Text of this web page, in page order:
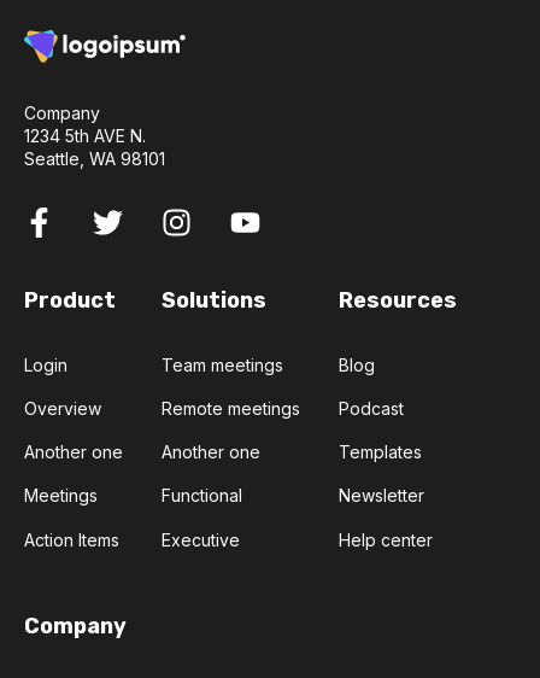
Company
1234 5th AVE N.
Seattle, WA 98101
Product
Login
Overview
Another one
Meetings
Action Items
Solutions
Team meetings
Remote meetings
Another one
Functional
Executive
Resources
Blog
Podcast
Templates
Newsletter
Help center
Company